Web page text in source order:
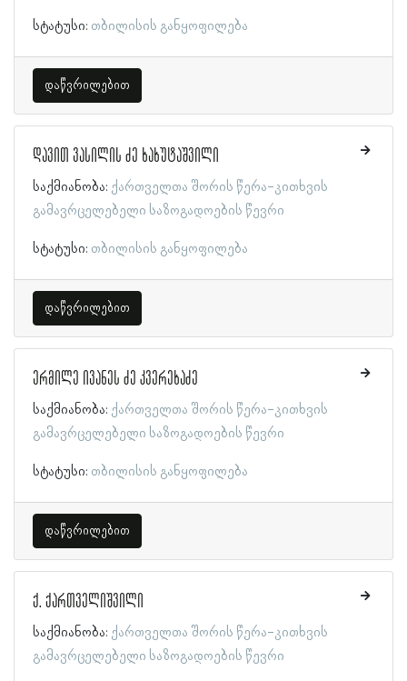
სტატუსი: თბილისის განყოფილება
დაწვრილებით
დავით ვასილის ძე ხახუტაშვილი
საქმიანობა: ქართველთა შორის წერა-კითხვის
გამავრცელებელი საზოგადოების წევრი
სტატუსი: თბილისის განყოფილება
დაწვრილებით
ერმილე ივანეს ძე კვერეხაძე
საქმიანობა: ქართველთა შორის წერა-კითხვის
გამავრცელებელი საზოგადოების წევრი
სტატუსი: თბილისის განყოფილება
დაწვრილებით
ქ. ქართველიშვილი
საქმიანობა: ქართველთა შორის წერა-კითხვის
გამავრცელებელი საზოგადოების წევრი